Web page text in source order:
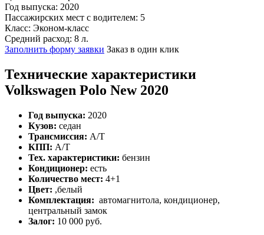
Год выпуска: 2020
Пассажирских мест с водителем: 5
Класс: Эконом-класс
Средний расход: 8 л.
Заполнить форму заявки Заказ в один клик
Технические характеристики
Volkswagen Polo New 2020
Год выпуска: 2020
Кузов: седан
Трансмиссия: A/Т
КПП: A/Т
Тех. характеристики: бензин
Кондиционер: есть
Количество мест: 4+1
Цвет: ,белый
Комплектация: автомагнитола, кондиционер,
центральный замок
Залог: 10 000 руб.